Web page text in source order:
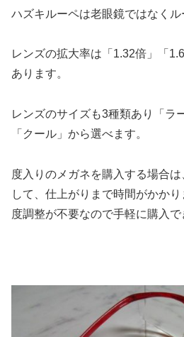
ハズキルーペは老眼鏡ではなくル
レンズの拡大率は「1.32倍」「
あります。
レンズのサイズも3種類あり「ラ
「クール」から選べます。
度入りのメガネを購入する場合
して、仕上がりまで時間がかか
度調整が不要なので手軽に購入で